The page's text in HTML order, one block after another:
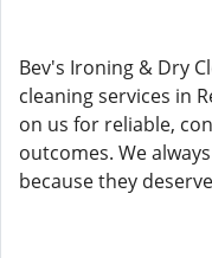
Bev's Ironing & Dry
cleaning services in
on us for reliable,
outcomes. We
because they